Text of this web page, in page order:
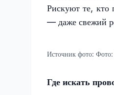
Рискуют те, кто
— даже свежий
Источник фото:
Где искать